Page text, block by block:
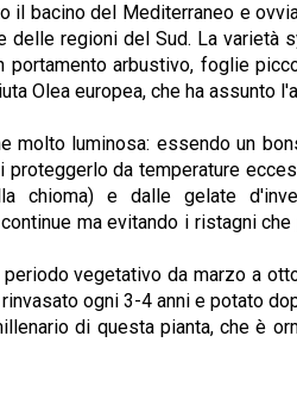
il bacino del Mediterraneo e
delle regioni del Sud. La varietà
arbustivo, foglie
Olea europea, che ha assunto
molto luminosa: essendo un
da temperature
chioma) e dalle gelate
ma evitando i ristagni
vegetativo da marzo a
ogni 3-4 anni e potato
di questa pianta, che è